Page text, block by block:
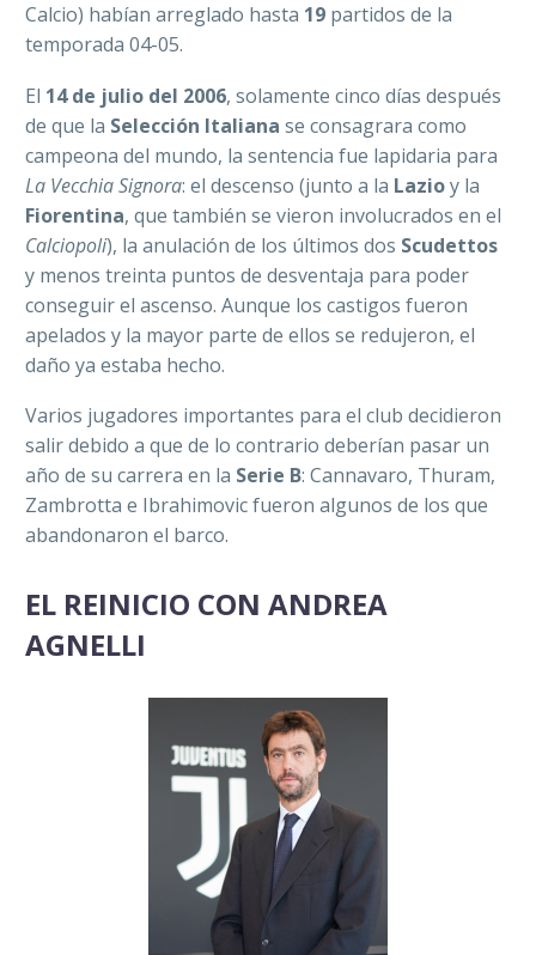
Calcio) habían arreglado hasta 19 partidos de la
temporada 04-05.
El 14 de julio del 2006, solamente cinco días después
de que la Selección Italiana se consagrara como
campeona del mundo, la sentencia fue lapidaria para
La Vecchia Signora: el descenso (junto a la Lazioy la
Fiorentina, que también se vieron involucrados en el
Calciopoli), la anulación de los últimos dos Scudettos
y menos treinta puntos de desventaja para poder
conseguir el ascenso. Aunque los castigos fueron
apelados y la mayor parte de ellos se redujeron, el
daño ya estaba hecho.
Varios jugadores importantes para el club decidieron
salir debido a que de lo contrario deberían pasar un
año de su carrera en la Serie B: Cannavaro, Thuram,
Zambrotta e Ibrahimovic fueron algunos de los que
abandonaron el barco.
EL REINICIO CON ANDREA
AGNELLI